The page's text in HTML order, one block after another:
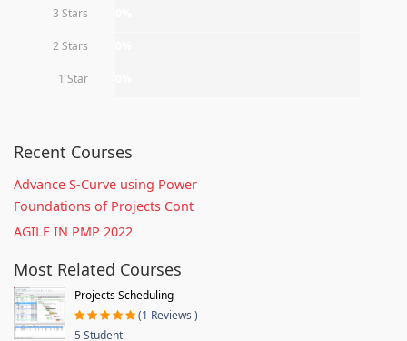
3 Stars
2 Stars
1 Star
Recent Courses
Advance S-Curve using Power
Foundations of Projects Cont
AGILE IN PMP 2022
Most Related Courses
Projects Scheduling
(1 Reviews )
5 Student